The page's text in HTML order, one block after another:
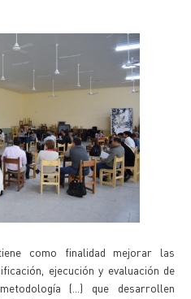
como finalidad mejorar las
ejecución y evaluación de
(...) que desarrollen